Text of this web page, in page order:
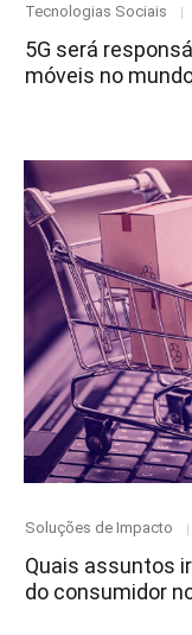
Category
Tecnologias Sociais
5G será
móveis no
Category
Soluções de Impacto
Quais assuntos
do consumidor